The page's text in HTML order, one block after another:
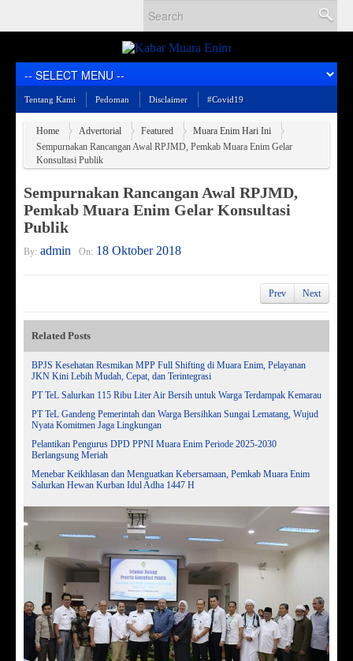
Tentang Kami Pedoman Disclaimer #Covid19
Home Advertorial Featured
Muara Enim Hari Ini
Sempurnakan Rancangan Awal RPJMD, Pemkab Muara Enim Gelar
Konsultasi Publik
Sempurnakan Rancangan Awal RPJMD,
Pemkab Muara Enim Gelar Konsultasi
Publik
By: admin On: 18 Oktober 2018
Prev Next
Related Posts
BPJS Kesehatan Resmikan MPP Full Shifting di Muara Enim, Pelayanan
JKN Kini Lebih Mudah, Cepat, dan Terintegrasi
PT TeL Salurkan 115 Ribu Liter Air Bersih untuk Warga Terdampak Kemarau
PT TeL Gandeng Pemerintah dan Warga Bersihkan Sungai Lematang, Wujud
Nyata Komitmen Jaga Lingkungan
Pelantikan Pengurus DPD PPNI Muara Enim Periode 2025-2030
Berlangsung Meriah
Menebar Keikhlasan dan Menguatkan Kebersamaan, Pemkab Muara Enim
Salurkan Hewan Kurban Idul Adha 1447 H